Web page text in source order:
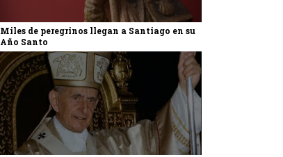
Miles de peregrinos llegan a Santiago en su
Año Santo